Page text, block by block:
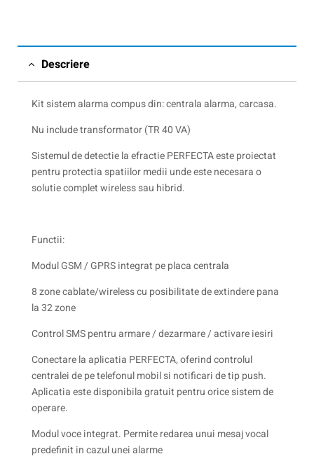
Descriere
Kit sistem alarma compus din: centrala alarma, carcasa.
Nu include transformator (TR 40 VA)
Sistemul de detectie la efractie PERFECTA este proiectat
pentru protectia spatiilor medii unde este necesara o
solutie complet wireless sau hibrid.
Functii:
Modul GSM / GPRS integrat pe placa centrala
8 zone cablate/wireless cu posibilitate de extindere pana
la 32 zone
Control SMS pentru armare / dezarmare / activare iesiri
Conectare la aplicatia PERFECTA, oferind controlul
centralei de pe telefonul mobil si notificari de tip push.
Aplicatia este disponibila gratuit pentru orice sistem de
operare.
Modul voce integrat. Permite redarea unui mesaj vocal
predefinit in cazul unei alarme